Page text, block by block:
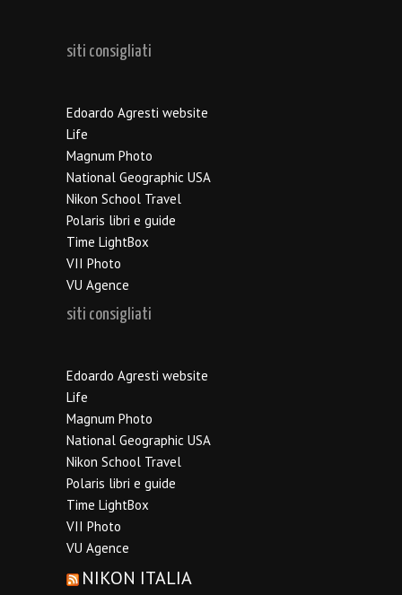
siti consigliati
Edoardo Agresti website
Life
Magnum Photo
National Geographic USA
Nikon School Travel
Polaris libri e guide
Time LightBox
VII Photo
VU Agence
siti consigliati
Edoardo Agresti website
Life
Magnum Photo
National Geographic USA
Nikon School Travel
Polaris libri e guide
Time LightBox
VII Photo
VU Agence
NIKON ITALIA